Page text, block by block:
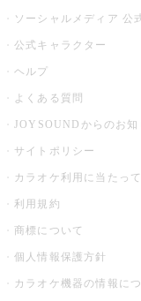
ソーシャルメディア 公
公式キャラクター
ヘルプ
よくある質問
JOYSOUNDからのお知
サイトポリシー
カラオケ利用に当たって
利用規約
商標について
個人情報保護方針
カラオケ機器の情報に